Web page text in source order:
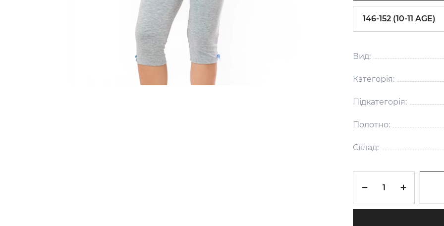
146-152 (10-11 AGE)
Вид:
Категорія:
Підкатегорія:
Полотно:
Склад: